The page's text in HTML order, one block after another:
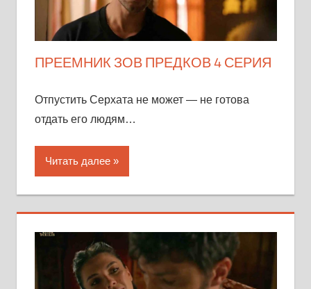
ПРЕЕМНИК ЗОВ ПРЕДКОВ 4 СЕРИЯ
Отпустить Серхата не может — не готова
отдать его людям…
Читать далее